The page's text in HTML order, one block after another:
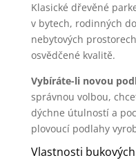
Klasické dřevěné
v bytech, rodinných
nebytových
osvědčené kvalitě.
Vybíráte-li novou
správnou volbou,
dýchne útulností a
plovoucí podlahy
Vlastnosti